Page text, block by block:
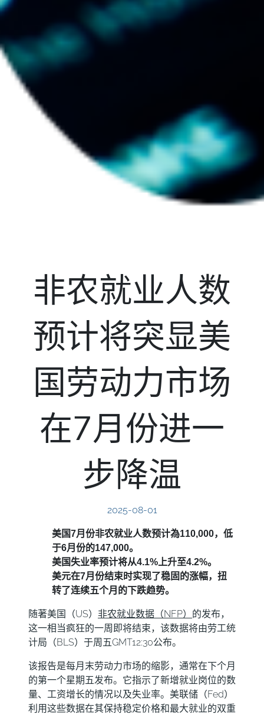
非农就业人数
预计将突显美
国劳动力市场
在7月份进一
步降温
2025-08-01
美国7月份非农就业人数预计為110,000，低
于6月份的147,000。
美国失业率预计将从4.1%上升至4.2%。
美元在7月份结束时实现了稳固的涨幅，扭
转了连续五个月的下跌趋势。
随著美国（US） 非农就业数据（NFP） 的发布，
这一相当疯狂的一周即将结束，该数据将由劳工统
计局（BLS）于周五GMT12:30公布。
该报告是每月末劳动力市场的缩影，通常在下个月
的第一个星期五发布。它指示了新增就业岗位的数
量、工资增长的情况以及失业率。美联储（Fed）
利用这些数据在其保持稳定价格和最大就业的双重